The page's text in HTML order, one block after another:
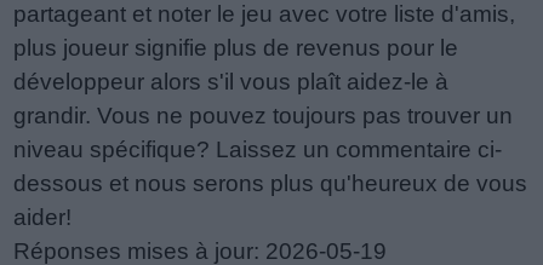
partageant et noter le jeu avec votre liste d'amis,
plus joueur signifie plus de revenus pour le
développeur alors s'il vous plaît aidez-le à
grandir. Vous ne pouvez toujours pas trouver un
niveau spécifique? Laissez un commentaire ci-
dessous et nous serons plus qu'heureux de vous
aider!
Réponses mises à jour: 2026-05-19